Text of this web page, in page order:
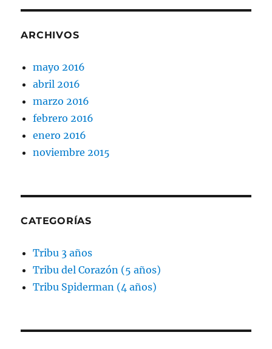
ARCHIVOS
mayo 2016
abril 2016
marzo 2016
febrero 2016
enero 2016
noviembre 2015
CATEGORÍAS
Tribu 3 años
Tribu del Corazón (5 años)
Tribu Spiderman (4 años)